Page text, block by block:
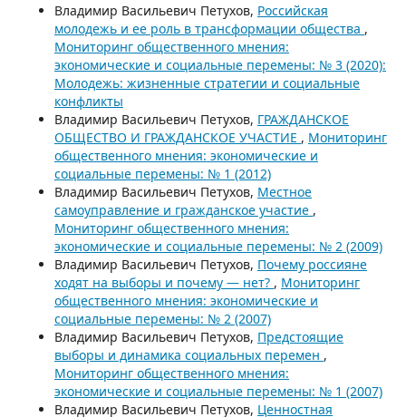
Владимир Васильевич Петухов, Российская
молодежь и ее роль в трансформации общества ,
Мониторинг общественного мнения:
экономические и социальные перемены: № 3 (2020):
Молодежь: жизненные стратегии и социальные
конфликты
Владимир Васильевич Петухов, ГРАЖДАНСКОЕ
ОБЩЕСТВО И ГРАЖДАНСКОЕ УЧАСТИЕ , Мониторинг
общественного мнения: экономические и
социальные перемены: № 1 (2012)
Владимир Васильевич Петухов, Местное
самоуправление и гражданское участие ,
Мониторинг общественного мнения:
экономические и социальные перемены: № 2 (2009)
Владимир Васильевич Петухов, Почему россияне
ходят на выборы и почему — нет? , Мониторинг
общественного мнения: экономические и
социальные перемены: № 2 (2007)
Владимир Васильевич Петухов, Предстоящие
выборы и динамика социальных перемен ,
Мониторинг общественного мнения:
экономические и социальные перемены: № 1 (2007)
Владимир Васильевич Петухов, Ценностная